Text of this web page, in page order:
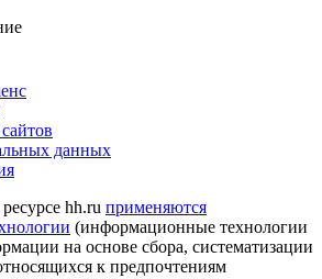
данных
hh.ru применяются
(информационные технологии
на основе сбора, систематизации
к предпочтениям